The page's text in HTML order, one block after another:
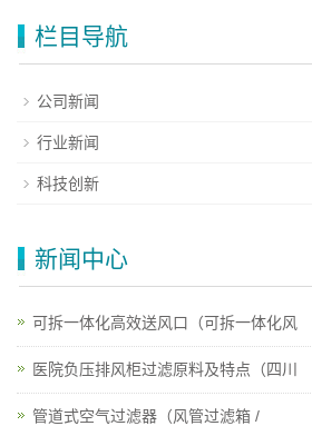
栏目导航
公司新闻
行业新闻
科技创新
新闻中心
可拆一体化高效送风口（可拆一体化风
医院负压排风柜过滤原料及特点（四川
管道式空气过滤器（风管过滤箱 /